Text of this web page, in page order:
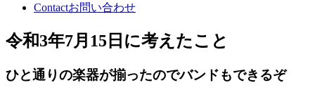
Contactお問い合わせ
令和3年7月15日に考えたこと
ひと通りの楽器が揃ったのでバンドもできるぞ